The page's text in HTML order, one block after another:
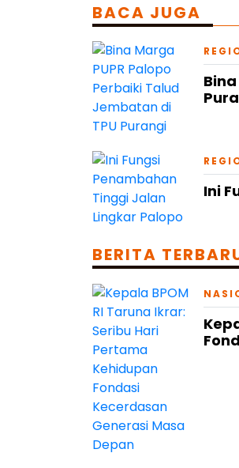
BACA JUGA
Ini
BERITA